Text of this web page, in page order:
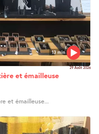
13 min
29 Août 2026
et émailleuse
et émailleuse...